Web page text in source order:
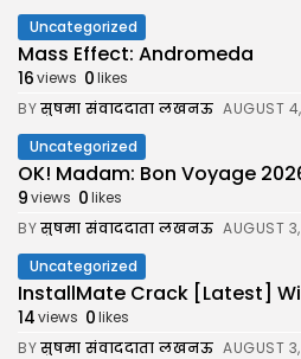
Uncategorized
Mass Effect: Andromeda
16views 0likes
BYसुषमा संवाददाता लखनऊ AUGUST
Uncategorized
OK! Madam: Bon Voyage
9views 0likes
BYसुषमा संवाददाता लखनऊ AUGUST
Uncategorized
InstallMate Crack [Latest]
14views 0likes
BYसुषमा संवाददाता लखनऊ AUGUST